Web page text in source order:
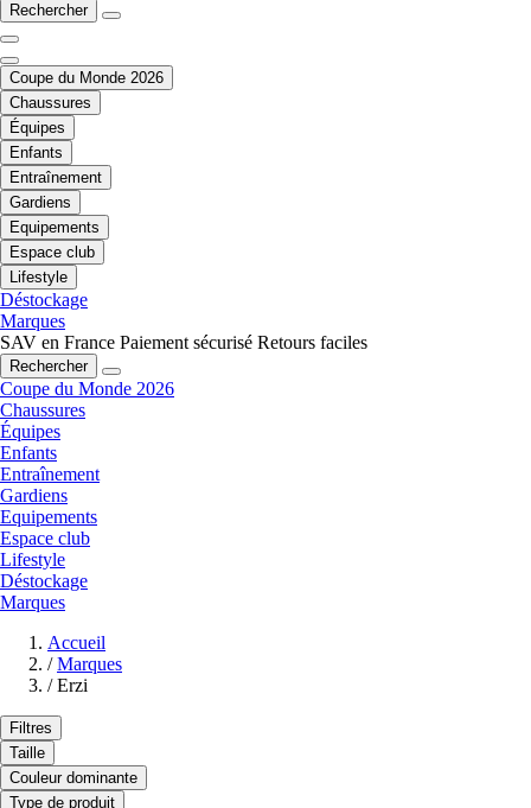
Rechercher
Coupe du Monde 2026
Chaussures
Équipes
Enfants
Entraînement
Gardiens
Equipements
Espace club
Lifestyle
Déstockage
Marques
SAV en France Paiement sécurisé Retours faciles
Rechercher
Coupe du Monde 2026
Chaussures
Équipes
Enfants
Entraînement
Gardiens
Equipements
Espace club
Lifestyle
Déstockage
Marques
Accueil
/ Marques
/ Erzi
Filtres
Taille
Couleur dominante
Type de produit